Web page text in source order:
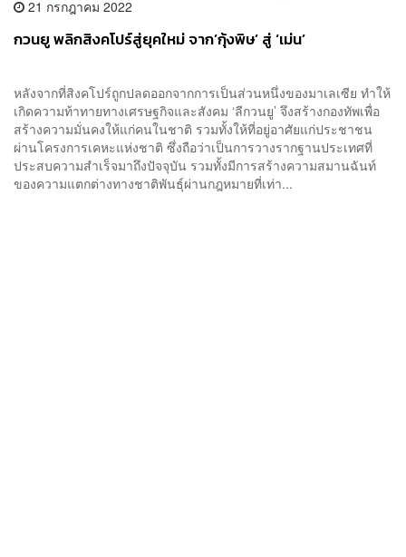
21 กรกฎาคม 2022
กวนยู พลิกสิงคโปร์สู่ยุคใหม่ จาก’กุ้งพิษ’ สู่ ‘เม่น’
หลังจากที่สิงคโปร์ถูกปลดออกจากการเป็นส่วนหนึ่งของมาเลเซีย ทำให้
เกิดความท้าทายทางเศรษฐกิจและสังคม ‘ลีกวนยู’ จึงสร้างกองทัพเพื่อ
สร้างความมั่นคงให้แก่คนในชาติ รวมทั้งให้ที่อยู่อาศัยแก่ประชาชน
ผ่านโครงการเคหะแห่งชาติ ซึ่งถือว่าเป็นการวางรากฐานประเทศที่
ประสบความสำเร็จมาถึงปัจจุบัน รวมทั้งมีการสร้างความสมานฉันท์
ของความแตกต่างทางชาติพันธ์ุผ่านกฎหมายที่เท่า...